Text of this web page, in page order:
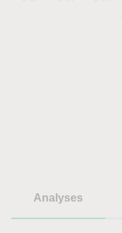
Analyses